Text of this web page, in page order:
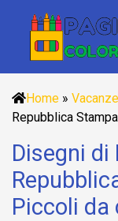
Home » Vacanze
Repubblica
Disegni di
Piccoli da